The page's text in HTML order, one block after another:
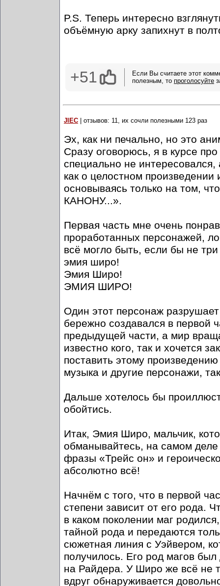
P.S. Теперь интересно
объёмную арку запихнут в
+51
Если Вы считаете этот
полезным, то проголосуйте
JlEC | отзывов: 11, их сочли полезными 123 раз
Эх, как ни печально, но это
Сразу оговорюсь, я в курсе
специально не интересовался,
как о целостном произведении
основываясь только на том,
КАНОНУ...».
Первая часть мне очень
проработанных персонажей,
всё могло быть, если бы не
эмия широ!
Эмия Широ!
ЭМИЯ ШИРО!
Один этот персонаж
бережно создавался в первой
предыдущей части, а мир
известно кого, так и хочется
поставить этому
музыка и другие персонажи,
Дальше хотелось бы
обойтись.
Итак, Эмия Широ, мальчик,
обманывайтесь, на самом
фразы «Трейс он» и
абсолютно всё!
Начнём с того, что в первой
степени зависит от его рода.
в каком поколении маг
тайной рода и передаются
сюжетная линия с Уэйвером,
получилось. Его род магов
на Райдера. У Широ же всё не
вдруг обнаруживается